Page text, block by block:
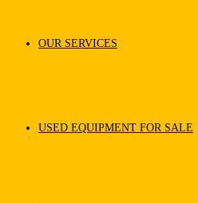
OUR SERVICES
USED EQUIPMENT FOR SALE